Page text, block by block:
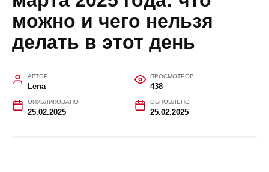
можно и чего нельзя
делать в этот день
АВТОР
Lena
ПРОСМОТРОВ
438
ОПУБЛИКОВАНО
25.02.2025
ОБНОВЛЕНО
25.02.2025